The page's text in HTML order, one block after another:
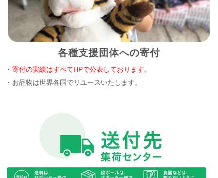
各種支援団体への寄付
・寄付の実績はすべてHPで公表しております。
・お品物は世界各国でリユースいたします。